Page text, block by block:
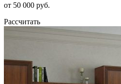
от 50 000 руб.
Рассчитать